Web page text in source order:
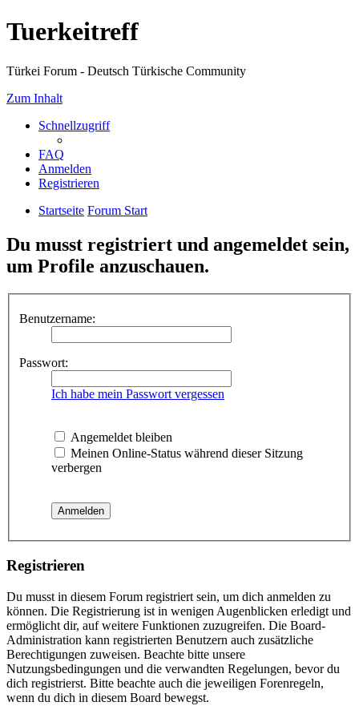
Tuerkeitreff
Türkei Forum - Deutsch Türkische Community
Zum Inhalt
Schnellzugriff
FAQ
Anmelden
Registrieren
Startseite Forum Start
Du musst registriert und angemeldet sein,
um Profile anzuschauen.
Benutzername:
Passwort:
Ich habe mein Passwort vergessen
Angemeldet bleiben
Meinen Online-Status während dieser Sitzung
verbergen
Registrieren
Du musst in diesem Forum registriert sein, um dich anmelden zu
können. Die Registrierung ist in wenigen Augenblicken erledigt und
ermöglicht dir, auf weitere Funktionen zuzugreifen. Die Board-
Administration kann registrierten Benutzern auch zusätzliche
Berechtigungen zuweisen. Beachte bitte unsere
Nutzungsbedingungen und die verwandten Regelungen, bevor du
dich registrierst. Bitte beachte auch die jeweiligen Forenregeln,
wenn du dich in diesem Board bewegst.